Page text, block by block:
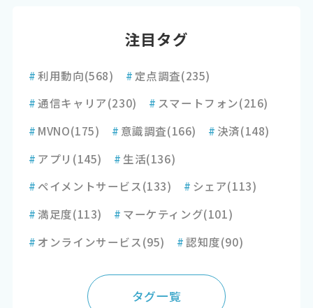
注目タグ
#利用動向(568) # 定点調査(235)
#通信キャリア(230) # スマートフォン(216)
# MVNO(175) # 意識調査(166) # 決済(148)
# アプリ (145) # 生活(136)
# ペイメントサービス(133) # シェア(113)
#満足度(113) # マーケティング(101)
# オンラインサービス(95) #認知度(90)
タグ一覧